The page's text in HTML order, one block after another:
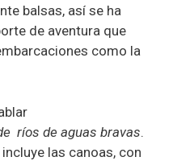
balsas, así se ha
de aventura que
como la
ríos de aguas bravas.
las canoas, con